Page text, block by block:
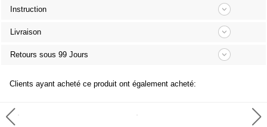
Instruction
Livraison
Retours sous 99 Jours
Clients ayant acheté ce produit ont également acheté: